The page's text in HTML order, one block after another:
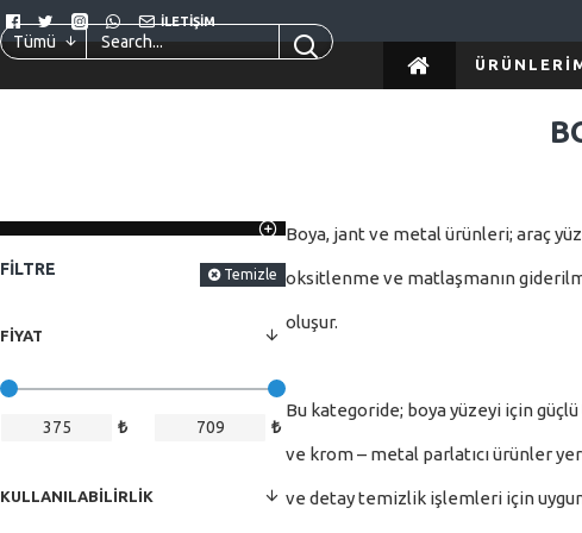
İLETIŞIM
Tümü
FILTRE Temizle
FIYAT
₺ ₺
KULLANILABILIRLIK
Boya, jant ve metal ürünleri; araç
oksitlenme ve matlaşmanın
oluşur.
Bu kategoride; boya yüzeyi için
ve krom – metal parlatıcı ürünler
ve detay temizlik işlemleri için